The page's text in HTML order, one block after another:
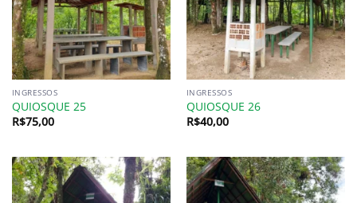
INGRESSOS
QUIOSQUE 25
R$75,00
INGRESSOS
QUIOSQUE 26
R$40,00